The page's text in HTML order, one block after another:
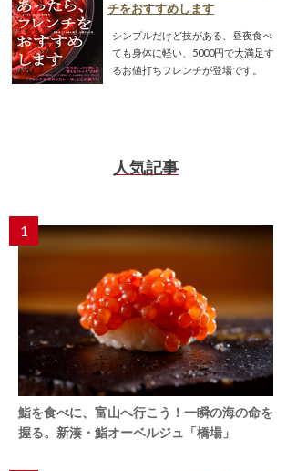
チをおすすめします
シンプルだけど技がある、昼夜食べ
ても身体に軽い、5000円で大満足す
るお値打ちフレンチが登場です。
人気記事
1
鮨を食べに、富山へ行こう！一瞬の海の命を
握る。新湊・鮨オーベルジュ「橋場」